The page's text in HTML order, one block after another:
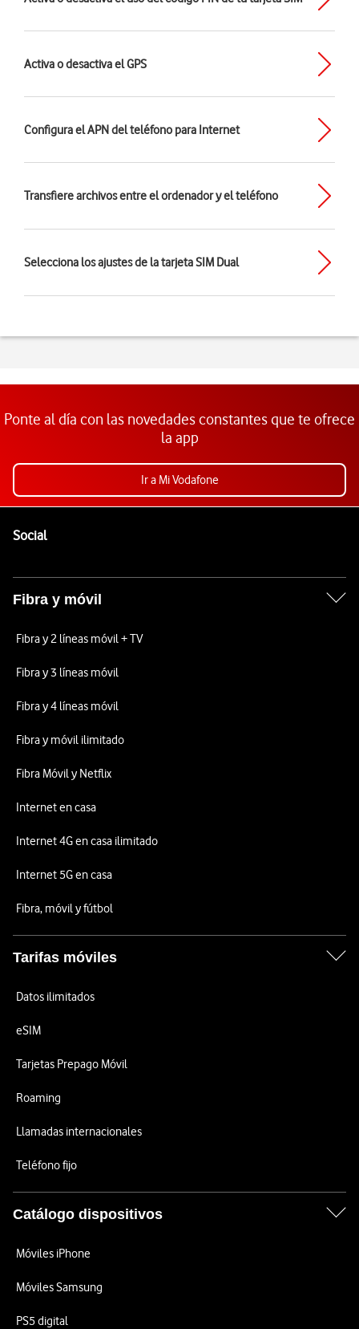
Activa o desactiva el GPS
Configura el APN del teléfono para Internet
Transfiere archivos entre el ordenador y el teléfono
Selecciona los ajustes de la tarjeta SIM Dual
Ponte al día con las novedades constantes que te ofrece
la app
Ir a Mi Vodafone
SocialEnlaces a las redes sociales de Vodafone
Fibra y móvil
Fibra y 2 líneas móvil + TV
Fibra y 3 líneas móvil
Fibra y 4 líneas móvil
Fibra y móvil ilimitado
Fibra Móvil y Netflix
Internet en casa
Internet 4G en casa ilimitado
Internet 5G en casa
Fibra, móvil y fútbol
Tarifas móviles
Datos ilimitados
eSIM
Tarjetas Prepago Móvil
Roaming
Llamadas internacionales
Teléfono fijo
Catálogo dispositivos
Móviles iPhone
Móviles Samsung
PS5 digital